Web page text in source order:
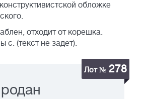
обложке
отходит от корешка.
с. (текст не задет).
Лот № 278